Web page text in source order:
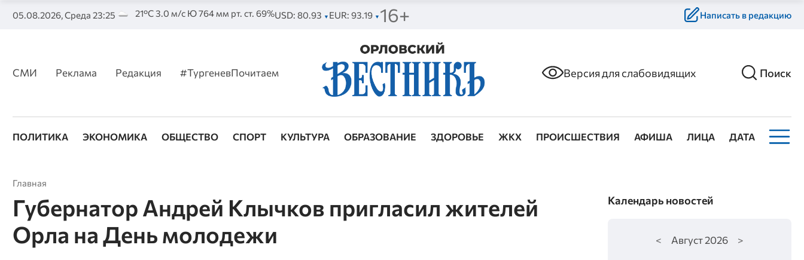
05.08.2026, Среда 23:25 21°C 3.0 м/с Ю 764 мм рт. ст. 69%USD: 80.93 ▼ EUR: 93.19 ▼ 16+ Написать в редакцию
СМИ Реклама Редакция #ТургеневПочитаем Версия для слабовидящих Поиск
ПОЛИТИКА ЭКОНОМИКА ОБЩЕСТВО СПОРТ КУЛЬТУРА ОБРАЗОВАНИЕ ЗДОРОВЬЕ ЖКХ ПРОИСШЕСТВИЯ АФИША ЛИЦА ДАТА
Главная
Губернатор Андрей Клычков пригласил жителей
Орла на День молодежи
Календарь новостей
< Август2026 >